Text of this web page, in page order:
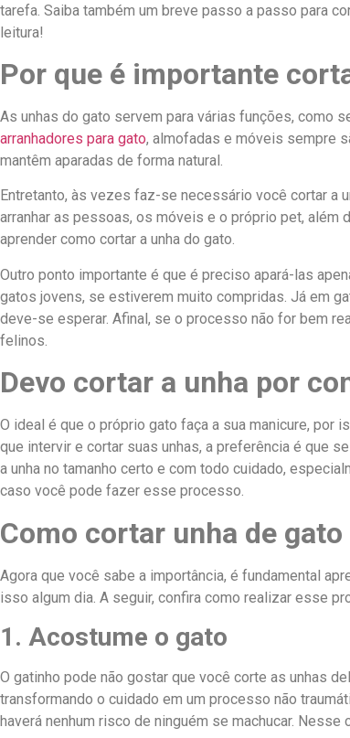
tarefa. Saiba também um breve passo a passo para
leitura!
Por que é importante
As unhas do gato servem para várias funções, como
arranhadores para gato, almofadas e móveis sempre
mantêm aparadas de forma natural.
Entretanto, às vezes faz-se necessário você cortar a
arranhar as pessoas, os móveis e o próprio pet,
aprender como cortar a unha do gato.
Outro ponto importante é que é preciso apará-las
gatos jovens, se estiverem muito compridas. Já em
deve-se esperar. Afinal, se o processo não for bem
felinos.
Devo cortar a unha por
O ideal é que o próprio gato faça a sua manicure, por
que intervir e cortar suas unhas, a preferência é que
a unha no tamanho certo e com todo cuidado,
caso você pode fazer esse processo.
Como cortar unha de
Agora que você sabe a importância, é fundamental
isso algum dia. A seguir, confira como realizar esse
1. Acostume o gato
O gatinho pode não gostar que você corte as unhas
transformando o cuidado em um processo não
haverá nenhum risco de ninguém se machucar.